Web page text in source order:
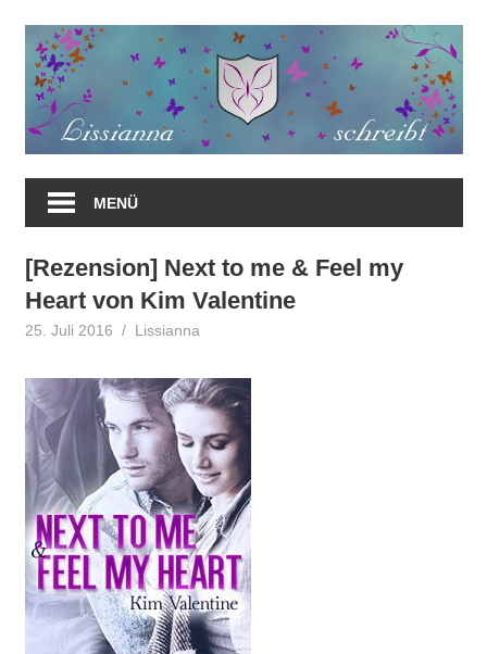
springen
MENÜ
[Rezension] Next to me & Feel my
Heart von Kim Valentine
25. Juli 2016 Lissianna